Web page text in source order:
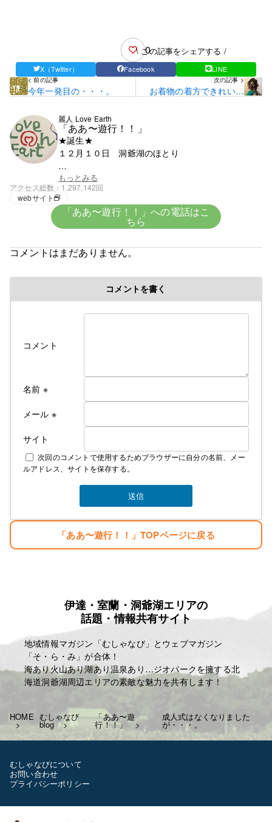
0
\ この記事をシェアする /
X（Twitter） Facebook LINE
< 前の記事
今年一発目の・・・。
次の記事 >
お着物の着方できれいに
見せるコツとは・・・。
麗人 Love Earth
「ああ〜遊行！！」
★誕生★
１２月１０日 洞爺湖のほとり
★血液★
興味がないがＯ型みたい
★趣味★
修行時代＞高校を卒業後千葉県の大友美容室で１０
て修業
リサーチしてお店をするべきだった・・。と後悔の
麗人Love Earthに名前を変える。
そして新しい基地を構える。
みなさんのご指示で立派な基地がオープンしまし
生まれただけでぼろ儲け・・。
目標
麗人ＨＰ
http://reijin.website/
もっとみる
アクセス総数
1,297,142回
webサイト
「ああ〜遊行！！」への電話はこ
ちら
コメントはまだありません。
コメントを書く
コメント
名前 ※
メール ※
サイト
次回のコメントで使用するためブラウザーに自分の名前、メー
ルアドレス、サイトを保存する。
「ああ〜遊行！！」TOPページに戻る
伊達・室蘭・洞爺湖エリアの
話題・情報共有サイト
地域情報マガジン「むしゃなび」とウェブマガジン
「そ・ら・み」が合体！
海あり火山あり湖あり温泉あり…ジオパークを擁する北
海道洞爺湖周辺エリアの素敵な魅力を共有します！
HOME むしゃなび
blog
「ああ〜遊
行！！」
成人式はなくなりました
が・・・。
むしゃなびについて
お問い合わせ
プライバシーポリシー